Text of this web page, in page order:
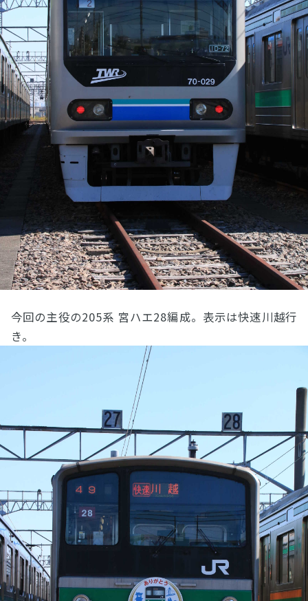
今回の主役の205系 宮ハエ28編成。表示は快速川越行
き。